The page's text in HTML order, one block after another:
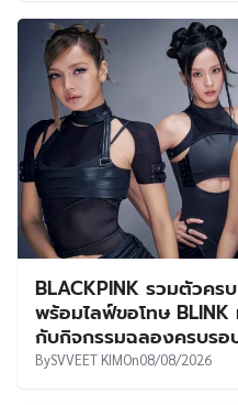
BLACKPINK รวมตัวค
พร้อมไลฟ์ขอโทษ BLINK
กับกิจกรรมฉลองครบรอ
BySVVEET KIMOn08/08/2026